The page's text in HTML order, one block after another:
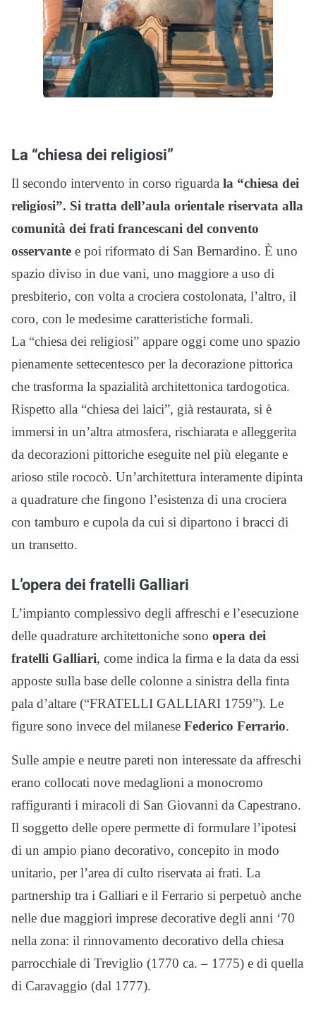
La “chiesa dei religiosi”
Il secondo intervento in corso riguarda la “chiesa dei
religiosi”. Si tratta dell’aula orientale riservata alla
comunità dei frati francescani del convento
osservante e poi riformato di San Bernardino. È uno
spazio diviso in due vani, uno maggiore a uso di
presbiterio, con volta a crociera costolonata, l’altro, il
coro, con le medesime caratteristiche formali.
La “chiesa dei religiosi” appare oggi come uno spazio
pienamente settecentesco per la decorazione pittorica
che trasforma la spazialità architettonica tardogotica.
Rispetto alla “chiesa dei laici”, già restaurata, si è
immersi in un’altra atmosfera, rischiarata e alleggerita
da decorazioni pittoriche eseguite nel più elegante e
arioso stile rococò. Un’architettura interamente dipinta
a quadrature che fingono l’esistenza di una crociera
con tamburo e cupola da cui si dipartono i bracci di
un transetto.
L’opera dei fratelli Galliari
L’impianto complessivo degli affreschi e l’esecuzione
delle quadrature architettoniche sono opera dei
fratelli Galliari, come indica la firma e la data da essi
apposte sulla base delle colonne a sinistra della finta
pala d’altare (“FRATELLI GALLIARI 1759”). Le
figure sono invece del milanese Federico Ferrario.
Sulle ampie e neutre pareti non interessate da affreschi
erano collocati nove medaglioni a monocromo
raffiguranti i miracoli di San Giovanni da Capestrano.
Il soggetto delle opere permette di formulare l’ipotesi
di un ampio piano decorativo, concepito in modo
unitario, per l’area di culto riservata ai frati. La
partnership tra i Galliari e il Ferrario si perpetuò anche
nelle due maggiori imprese decorative degli anni ‘70
nella zona: il rinnovamento decorativo della chiesa
parrocchiale di Treviglio (1770 ca. – 1775) e di quella
di Caravaggio (dal 1777).